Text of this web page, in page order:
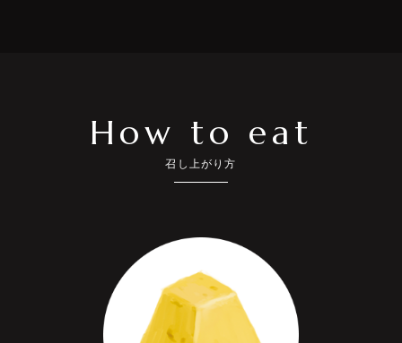
How to eat
召し上がり方